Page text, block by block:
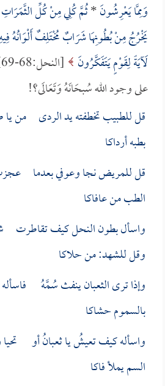
وَمِمَّا يَعْرِشُونَ*ثُمَّ كُلِي مِنْ كُلِّ
يَخْرُجُ مِنْ بُطُونِهَا شَرَابٌ مُخْتَلِفٌ أَلْوَانُهُ
لَآيَةً لِقَوْمٍ يَتَفَكَّرُونَ
على وجود الله سُبحَانَهُ وَتَعَالَى؟!
قل للطبيب تخطفته يد الردى من
بطبه أرداكا
قل للمريض نجا وعوفي بعدما
الطب من عافاكا
واسأل بطون النحل كيف تقاطرت
وقل للشهد: من حلاكا
وإذا ترى الثعبان ينفث سُمَّهُ
بالسموم حشاكا
واسأله كيف تعيشُ يا ثعبانُ أو
السم يملأ فاكا